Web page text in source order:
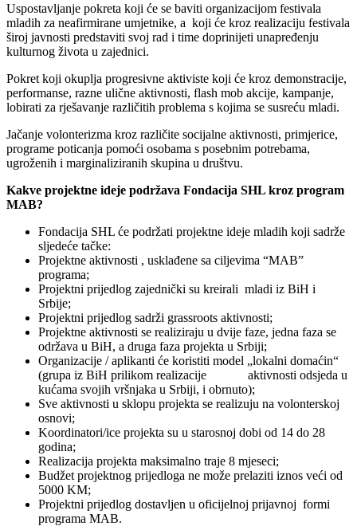
Uspostavljanje pokreta koji će se baviti organizacijom festivala
mladih za neafirmirane umjetnike, a koji će kroz realizaciju festivala
široj javnosti predstaviti svoj rad i time doprinijeti unapređenju
kulturnog života u zajednici.
Pokret koji okuplja progresivne aktiviste koji će kroz demonstracije,
performanse, razne ulične aktivnosti, flash mob akcije, kampanje,
lobirati za rješavanje različitih problema s kojima se susreću mladi.
Jačanje volonterizma kroz različite socijalne aktivnosti, primjerice,
programe poticanja pomoći osobama s posebnim potrebama,
ugroženih i marginaliziranih skupina u društvu.
Kakve projektne ideje podržava Fondacija SHL kroz program
MAB?
Fondacija SHL će podržati projektne ideje mladih koji sadrže
sljedeće tačke:
Projektne aktivnosti , usklađene sa ciljevima “MAB”
programa;
Projektni prijedlog zajednički su kreirali mladi iz BiH i
Srbije;
Projektni prijedlog sadrži grassroots aktivnosti;
Projektne aktivnosti se realiziraju u dvije faze, jedna faza se
održava u BiH, a druga faza projekta u Srbiji;
Organizacije / aplikanti će koristiti model „lokalni domaćin“
(grupa iz BiH prilikom realizacije aktivnosti odsjeda u
kućama svojih vršnjaka u Srbiji, i obrnuto);
Sve aktivnosti u sklopu projekta se realizuju na volonterskoj
osnovi;
Koordinatori/ice projekta su u starosnoj dobi od 14 do 28
godina;
Realizacija projekta maksimalno traje 8 mjeseci;
Budžet projektnog prijedloga ne može prelaziti iznos veći od
5000 KM;
Projektni prijedlog dostavljen u oficijelnoj prijavnoj formi
programa MAB.